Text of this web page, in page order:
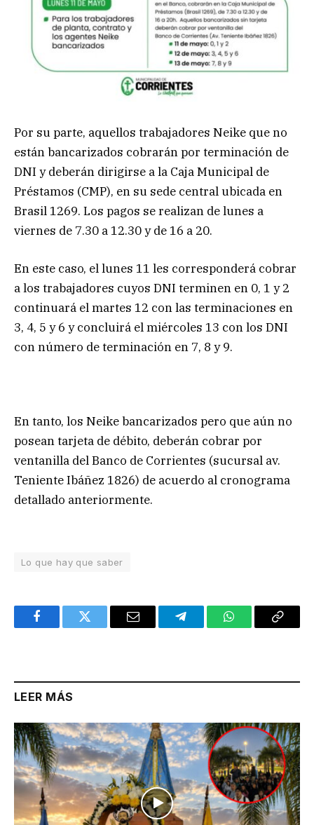
Por su parte, aquellos trabajadores Neike que no
están bancarizados cobrarán por terminación de
DNI y deberán dirigirse a la Caja Municipal de
Préstamos (CMP), en su sede central ubicada en
Brasil 1269. Los pagos se realizan de lunes a
viernes de 7.30 a 12.30 y de 16 a 20.
En este caso, el lunes 11 les corresponderá cobrar
a los trabajadores cuyos DNI terminen en 0, 1 y 2
continuará el martes 12 con las terminaciones en
3, 4, 5 y 6 y concluirá el miércoles 13 con los DNI
con número de terminación en 7, 8 y 9.
En tanto, los Neike bancarizados pero que aún no
posean tarjeta de débito, deberán cobrar por
ventanilla del Banco de Corrientes (sucursal av.
Teniente Ibáñez 1826) de acuerdo al cronograma
detallado anteriormente.
Lo que hay que saber
FacebookTwitter Email TelegramWhatsAppCopy
LEER MÁS